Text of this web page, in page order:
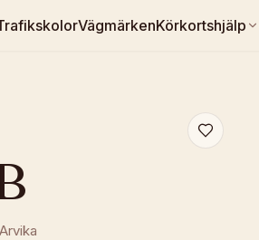
VägmärkenKörkortshjälp
Arvika